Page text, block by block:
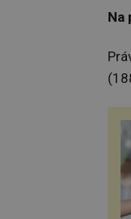
Na